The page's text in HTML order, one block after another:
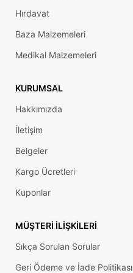
Hırdavat
Baza Malzemeleri
Medikal Malzemeleri
KURUMSAL
Hakkımızda
İletişim
Belgeler
Kargo Ücretleri
Kuponlar
MÜŞTERI İLIŞKILERI
Sıkça Sorulan Sorular
Geri Ödeme ve İade Politikası